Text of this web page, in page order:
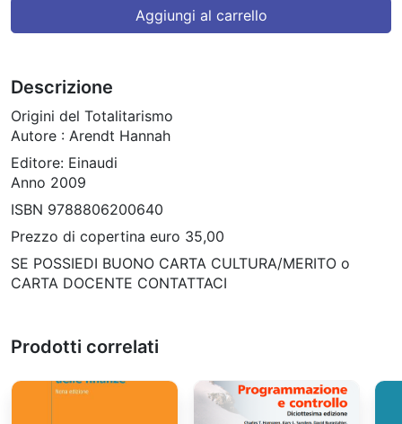
Aggiungi al carrello
Descrizione
Origini del Totalitarismo
Autore : Arendt Hannah
Editore: Einaudi
Anno 2009
ISBN 9788806200640
Prezzo di copertina euro 35,00
SE POSSIEDI BUONO CARTA CULTURA/MERITO o
CARTA DOCENTE CONTATTACI
Prodotti correlati